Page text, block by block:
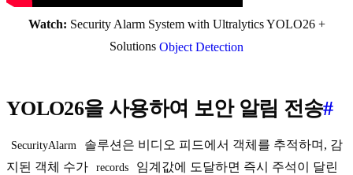
Watch: Security Alarm System with Ultralytics YOLO26 +
Solutions Object Detection
YOLO26을 사용하여 보안 알림 전송#
SecurityAlarm
솔루션은 비디오 피드에서 객체를 추적하며, 감
지된 객체 수가
records
임계값에 도달하면 즉시 주석이 달린